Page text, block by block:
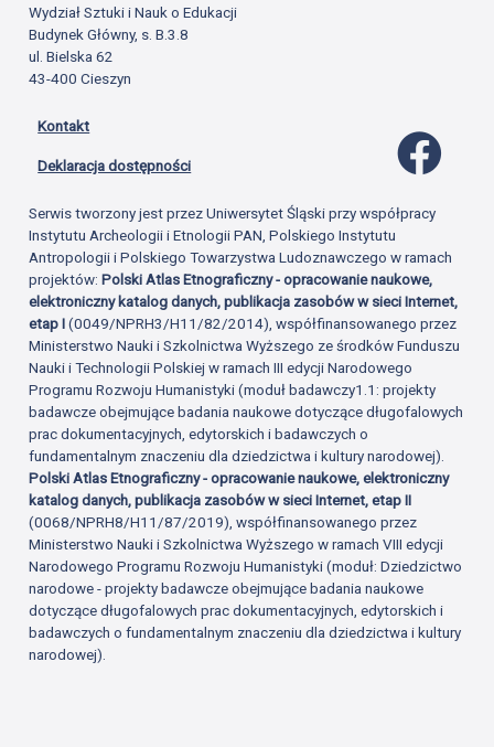
Wydział Sztuki i Nauk o Edukacji
Budynek Główny, s. B.3.8
ul. Bielska 62
43-400 Cieszyn
Kontakt
Deklaracja dostępności
Serwis tworzony jest przez Uniwersytet Śląski przy współpracy
Instytutu Archeologii i Etnologii PAN, Polskiego Instytutu
Antropologii i Polskiego Towarzystwa Ludoznawczego w ramach
projektów:Polski Atlas Etnograficzny - opracowanie naukowe,
elektroniczny katalog danych, publikacja zasobów w sieci Internet,
etap I(0049/NPRH3/H11/82/2014), współfinansowanego przez
Ministerstwo Nauki i Szkolnictwa Wyższego ze środków Funduszu
Nauki i Technologii Polskiej w ramach III edycji Narodowego
Programu Rozwoju Humanistyki (moduł badawczy1.1: projekty
badawcze obejmujące badania naukowe dotyczące długofalowych
prac dokumentacyjnych, edytorskich i badawczych o
fundamentalnym znaczeniu dla dziedzictwa i kultury narodowej).
Polski Atlas Etnograficzny - opracowanie naukowe, elektroniczny
katalog danych, publikacja zasobów w sieci Internet, etap II
(0068/NPRH8/H11/87/2019), współfinansowanego przez
Ministerstwo Nauki i Szkolnictwa Wyższego w ramach VIII edycji
Narodowego Programu Rozwoju Humanistyki (moduł: Dziedzictwo
narodowe - projekty badawcze obejmujące badania naukowe
dotyczące długofalowych prac dokumentacyjnych, edytorskich i
badawczych o fundamentalnym znaczeniu dla dziedzictwa i kultury
narodowej).